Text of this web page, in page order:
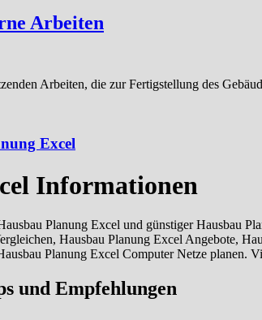
Arbeiten
Arbeiten, die zur Fertigstellung des
Excel
Informationen
Planung Excel und günstiger Hausbau
Hausbau Planung Excel Angebote,
Planung Excel Computer Netze planen.
und Empfehlungen